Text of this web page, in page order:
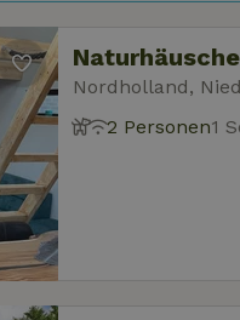
Nordholland,
2 Personen1